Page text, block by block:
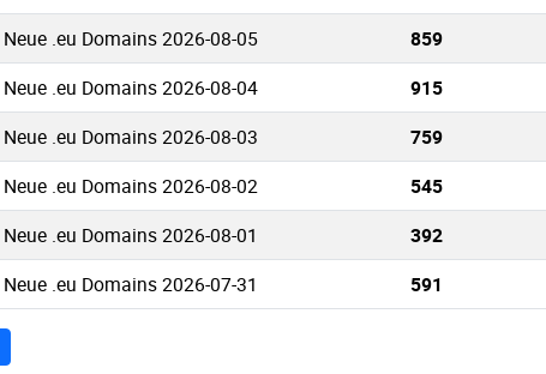
Neue .eu Domains 2026-08-05 859
Neue .eu Domains 2026-08-04 915
Neue .eu Domains 2026-08-03 759
Neue .eu Domains 2026-08-02 545
Neue .eu Domains 2026-08-01 392
Neue .eu Domains 2026-07-31 591